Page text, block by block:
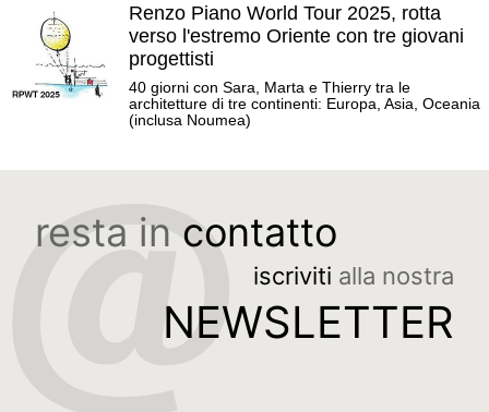
Renzo Piano World Tour 2025, rotta
verso l'estremo Oriente con tre giovani
progettisti
40 giorni con Sara, Marta e Thierry tra le
architetture di tre continenti: Europa, Asia, Oceania
(inclusa Noumea)
resta in contatto
iscriviti alla nostra
NEWSLETTER